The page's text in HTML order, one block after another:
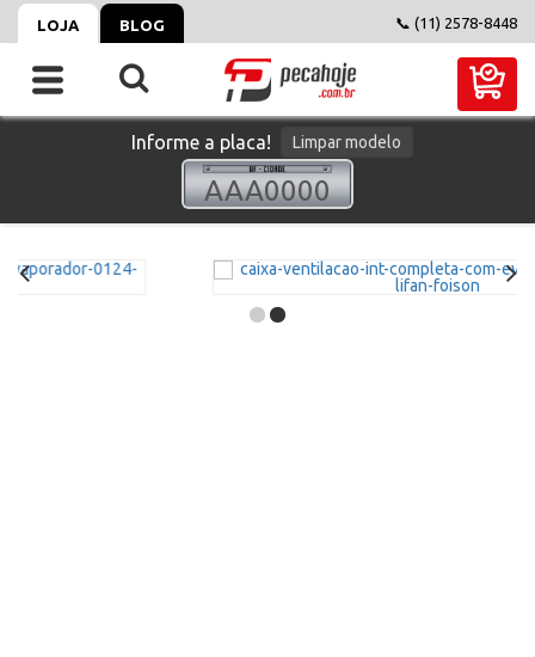
LOJA BLOG 📞 (11) 2578-8448
Informe a placa! Limpar modelo